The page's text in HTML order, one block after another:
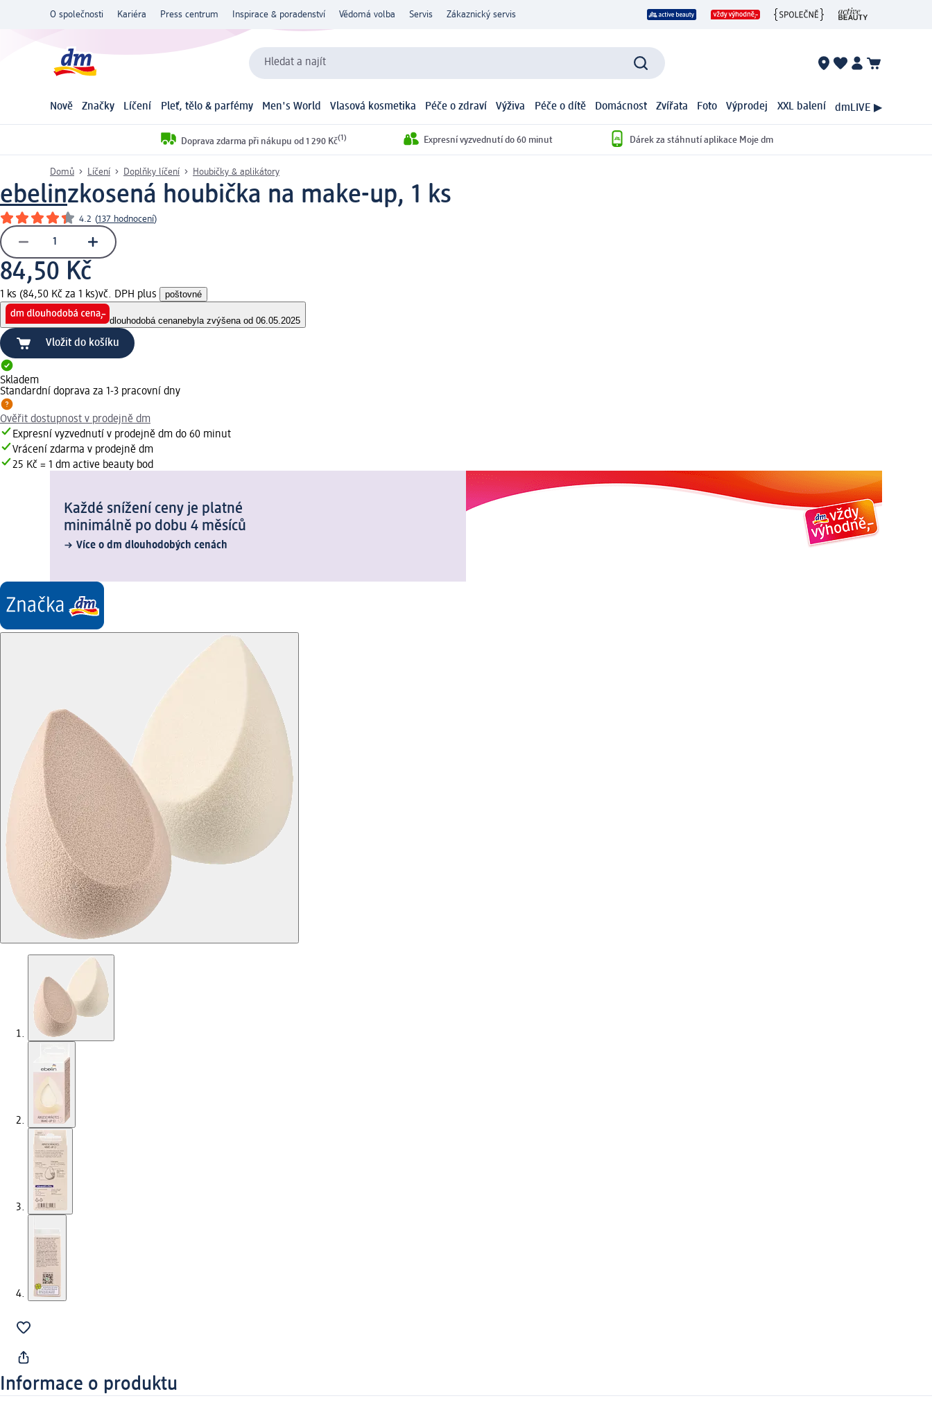
O společnosti Kariéra Press centrum Inspirace & poradenství Vědomá volba Servis Zákaznický servis
Hledat a najít
Nově Značky Líčení Pleť, tělo & parfémy Men's World Vlasová kosmetika Péče o zdraví Výživa Péče o dítě Domácnost Zvířata Foto Výprodej XXL balení dmLIVE ▶
Doprava zdarma při nákupu od 1 290 Kč(1) Expresní vyzvednutí do 60 minut Dárek za stáhnutí aplikace Moje dm
Domů Líčení Doplňky líčení Houbičky & aplikátory
ebelinzkosená houbička na make-up, 1 ks
4.2 (137 hodnocení)
84,50 Kč
1 ks (84,50 Kč za 1 ks)vč. DPH plus poštovné
dlouhodobá cenanebyla zvýšena od 06.05.2025
Vložit do košíku
Skladem
Standardní doprava za 1-3 pracovní dny
Ověřit dostupnost v prodejně dm
Expresní vyzvednutí v prodejně dm do 60 minut
Vrácení zdarma v prodejně dm
25 Kč = 1 dm active beauty bod
Každé snížení ceny je platné
minimálně po dobu 4 měsíců
Více o dm dlouhodobých cenách
Informace o produktu